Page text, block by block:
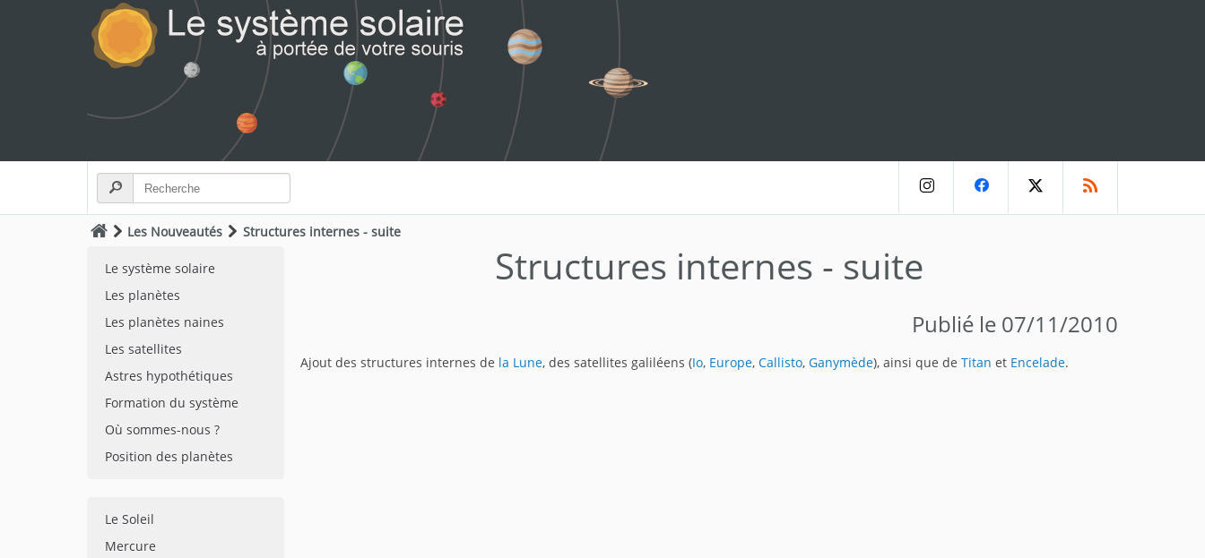
Les Nouveautés Structures internes - suite
Le système solaire
Les planètes
Les planètes naines
Les satellites
Astres hypothétiques
Formation du système
Où sommes-nous ?
Position des planètes
Le Soleil
Mercure
Structures internes - suite
Publié le 07/11/2010
Ajout des structures internes de la Lune, des satellites galiléens (Io, Europe, Callisto, Ganymède), ainsi que de Titan et Encelade.